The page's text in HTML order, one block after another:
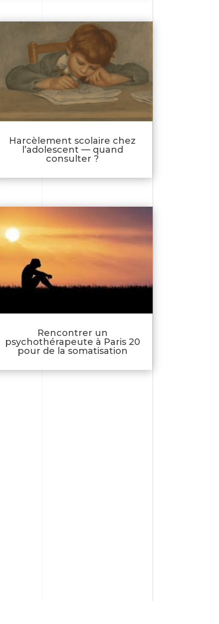
Harcèlement scolaire chez
l’adolescent — quand
consulter ?
Rencontrer un
psychothérapeute à Paris 20
pour de la somatisation